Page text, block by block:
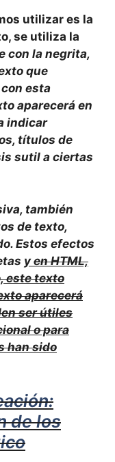
utilizar es la
se utiliza la
con la negrita,
que
esta
aparecerá en
indicar
títulos de
sutil a ciertas
también
de texto,
Estos efectos
yen HTML,
este texto
aparecerá
ser útiles
o para
han sido
de los